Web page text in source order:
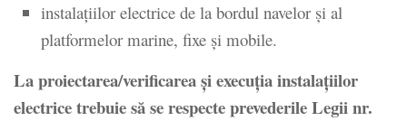
instalațiilor electrice de la bordul navelor și al
platformelor marine, fixe și mobile.
La proiectarea/verificarea și execuția instalațiilor
electrice trebuie să se respecte prevederile Legii nr.